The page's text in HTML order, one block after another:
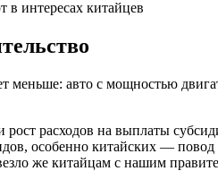
меньше: авто с мощностью
расходов на выплаты
особенно китайских —
же китайцам с нашим